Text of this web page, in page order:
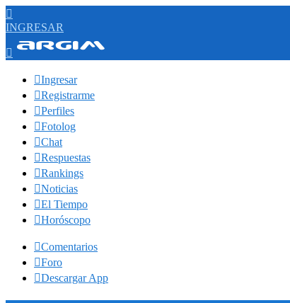

INGRESAR

Ingresar
Registrarme
Perfiles
Fotolog
Chat
Respuestas
Rankings
Noticias
El Tiempo
Horóscopo
Comentarios
Foro
Descargar App